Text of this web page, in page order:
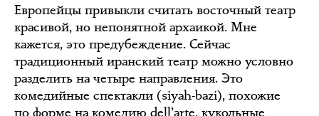
Европейцы привыкли считать восточный театр
красивой, но непонятной архаикой. Мне
кажется, это предубеждение. Сейчас
традиционный иранский театр можно условно
разделить на четыре направления. Это
комедийные спектакли (siyah-bazi), похожие
по форме на комедию dell’arte, кукольные